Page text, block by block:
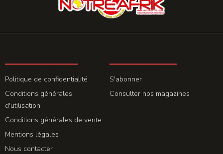
Politique de confidentialité
Conditions générales
d'utilisation
Conditions générales de vente
Mentions légales
Nous contacter
S'abonner
Consulter nos magazines